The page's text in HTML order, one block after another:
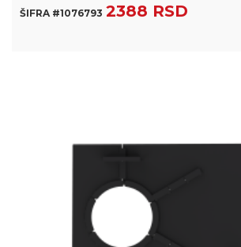
ŠIFRA #1076793 2388 RSD